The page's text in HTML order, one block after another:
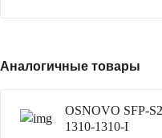
Аналогичные товары
OSNOVO SFP-
1310-1310-I